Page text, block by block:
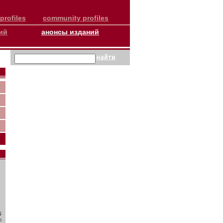
community profiles
анонсы изданий